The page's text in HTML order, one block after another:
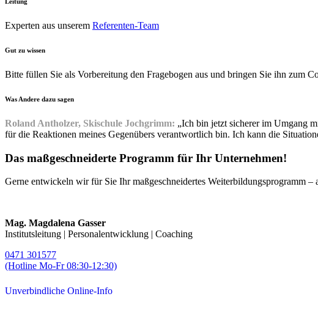
Experten aus unserem Referenten-Team
Gut zu wissen
Bitte füllen Sie als Vorbereitung den Fragebogen aus und bringen Sie ihn zum
Was Andere dazu sagen
Roland Antholzer, Skischule Jochgrimm: „Ich bin jetzt sicherer im Umgang
für die Reaktionen meines Gegenübers verantwortlich bin. Ich kann die
Das maßgeschneiderte Programm für Ihr Unternehmen!
Gerne entwickeln wir für Sie Ihr maßgeschneidertes Weiterbildungsprogramm
Mag. Magdalena Gasser
Institutsleitung | Personalentwicklung | Coaching
0471 301577
(Hotline Mo-Fr 08:30-12:30)
Unverbindliche Online-Info